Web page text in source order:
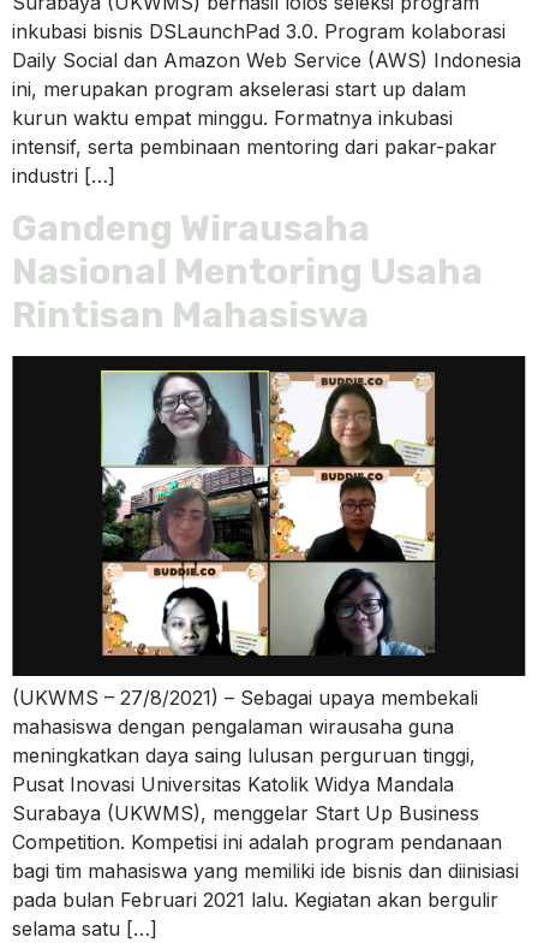
inkubasi bisnis DSLaunchPad 3.0. Program kolaborasi
Daily Social dan Amazon Web Service (AWS) Indonesia
ini, merupakan program akselerasi start up dalam
kurun waktu empat minggu. Formatnya inkubasi
intensif, serta pembinaan mentoring dari pakar-pakar
industri […]
Gandeng Wirausaha
Nasional Mentoring Usaha
Rintisan Mahasiswa
(UKWMS – 27/8/2021) – Sebagai upaya membekali
mahasiswa dengan pengalaman wirausaha guna
meningkatkan daya saing lulusan perguruan tinggi,
Pusat Inovasi Universitas Katolik Widya Mandala
Surabaya (UKWMS), menggelar Start Up Business
Competition. Kompetisi ini adalah program pendanaan
bagi tim mahasiswa yang memiliki ide bisnis dan diinisiasi
pada bulan Februari 2021 lalu. Kegiatan akan bergulir
selama satu […]